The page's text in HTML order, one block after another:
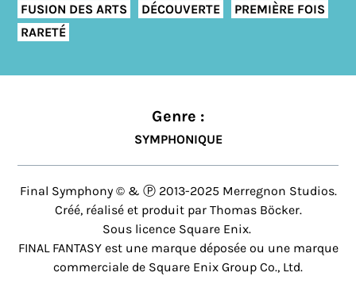
FUSION DES ARTS
DÉCOUVERTE
PREMIÈRE FOIS
RARETÉ
Genre :
SYMPHONIQUE
Final Symphony © & Ⓟ 2013-2025 Merregnon Studios.
Créé, réalisé et produit par Thomas Böcker.
Sous licence Square Enix.
FINAL FANTASY est une marque déposée ou une marque
commerciale de Square Enix Group Co., Ltd.